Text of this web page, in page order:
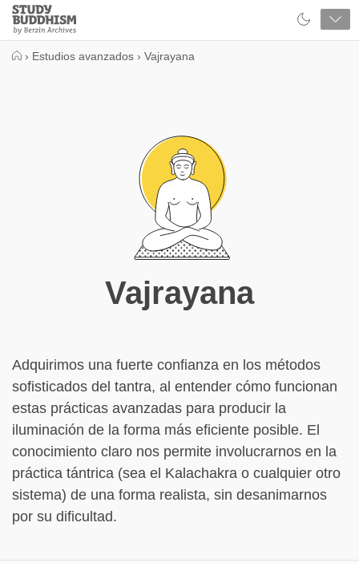
Close
Study
Buddhism
› Estudios avanzados › Vajrayana
Vajrayana
Adquirimos una fuerte confianza en los métodos
sofisticados del tantra, al entender cómo funcionan
estas prácticas avanzadas para producir la
iluminación de la forma más eficiente posible. El
conocimiento claro nos permite involucrarnos en la
práctica tántrica (sea el Kalachakra o cualquier otro
sistema) de una forma realista, sin desanimarnos
por su dificultad.